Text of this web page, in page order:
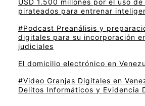
USD 1.500 millones por el uso
pirateados para entrenar
#Podcast Preanálisis y
digitales para su incorporación
judiciales
El domicilio electrónico en
#Video Granjas Digitales en
Delitos Informáticos y Evidencia